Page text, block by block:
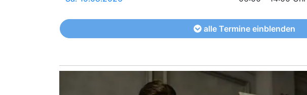
alle Termine einblenden